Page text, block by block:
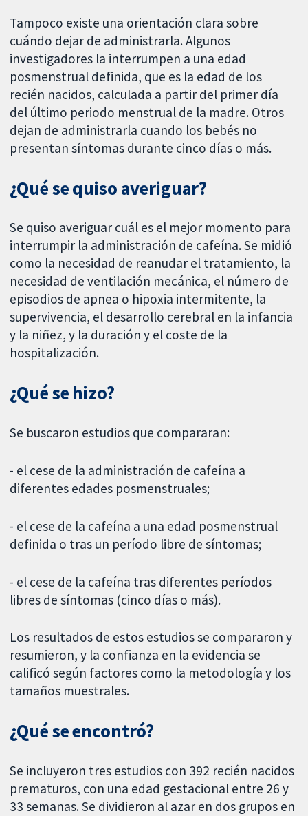
Tampoco existe una orientación clara sobre
cuándo dejar de administrarla. Algunos
investigadores la interrumpen a una edad
posmenstrual definida, que es la edad de los
recién nacidos, calculada a partir del primer día
del último periodo menstrual de la madre. Otros
dejan de administrarla cuando los bebés no
presentan síntomas durante cinco días o más.
¿Qué se quiso averiguar?
Se quiso averiguar cuál es el mejor momento para
interrumpir la administración de cafeína. Se midió
como la necesidad de reanudar el tratamiento, la
necesidad de ventilación mecánica, el número de
episodios de apnea o hipoxia intermitente, la
supervivencia, el desarrollo cerebral en la infancia
y la niñez, y la duración y el coste de la
hospitalización.
¿Qué se hizo?
Se buscaron estudios que compararan:
- el cese de la administración de cafeína a
diferentes edades posmenstruales;
- el cese de la cafeína a una edad posmenstrual
definida o tras un período libre de síntomas;
- el cese de la cafeína tras diferentes períodos
libres de síntomas (cinco días o más).
Los resultados de estos estudios se compararon y
resumieron, y la confianza en la evidencia se
calificó según factores como la metodología y los
tamaños muestrales.
¿Qué se encontró?
Se incluyeron tres estudios con 392 recién nacidos
prematuros, con una edad gestacional entre 26 y
33 semanas. Se dividieron al azar en dos grupos en